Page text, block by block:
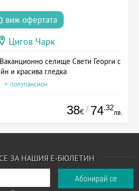
виж офертата
Цигов Чарк
селище Свети Георги с
и красива гледка
+ полупансион
38€ / 74.32
лв.
ЗА НАШИЯ Е-БЮЛЕТИН